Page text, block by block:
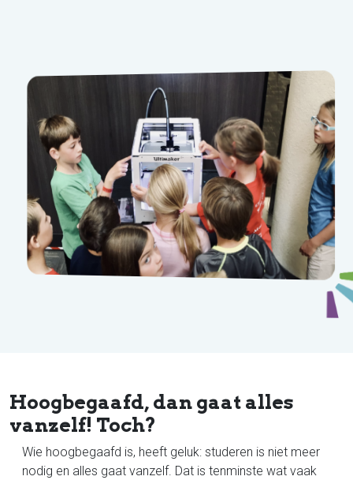
Hoogbegaafd, dan gaat alles
vanzelf! Toch?
Wie hoogbegaafd is, heeft geluk: studeren is niet meer
nodig en alles gaat vanzelf. Dat is tenminste wat vaak